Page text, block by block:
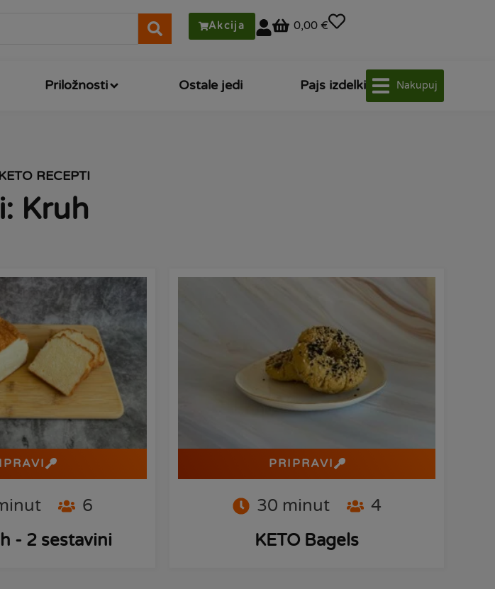
Akcija 0,00 €
Priložnosti Ostale jedi Pajs izdelki Nakupuj
RECEPTI
Kruh
6
- 2 sestavini
PRIPRAVI
30 minut
4
KETO Bagels